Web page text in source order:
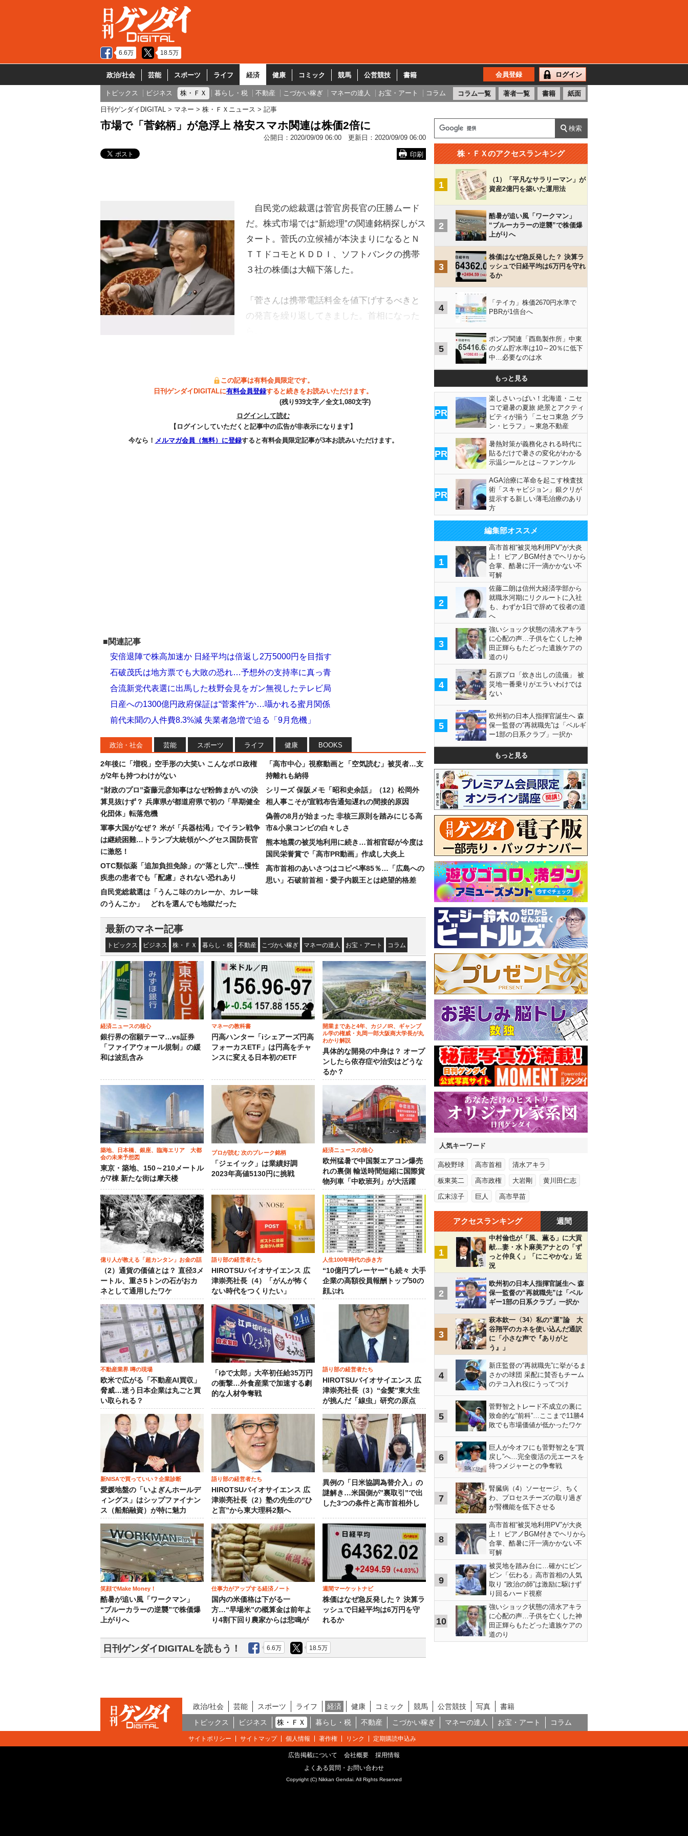
6.6万 18.5万
政治/社会 芸能 スポーツ ライフ 経済 健康 コミック 競馬 公営競技 書籍 会員登録 ログイン
トピックス ビジネス 株・ＦＸ 暮らし・税 不動産 こづかい稼ぎ マネーの達人 お宝・アート コラム コラム一覧 著者一覧 書籍 紙面
日刊ゲンダイDIGITAL マネー 株・ＦＸニュース 記事
市場で「菅銘柄」が急浮上 格安スマホ関連は株価2倍に
公開日： 2020/09/09 06:00 更新日： 2020/09/09 06:00
印刷
自民党の総裁選は菅官房長官の圧勝ムード
だ。株式市場では“新総理”の関連銘柄探しがス
タート。菅氏の立候補が本決まりになるとＮ
ＴＴドコモとＫＤＤＩ、ソフトバンクの携帯
３社の株価は大幅下落した。
「菅さんは携帯電話料金を値下げするべきと
の発言を繰り返してきました。首相になった
この記事は有料会員限定です。
日刊ゲンダイDIGITALに有料会員登録すると続きをお読みいただけます。
(残り939文字／全文1,080文字)
ログインして読む
【ログインしていただくと記事中の広告が非表示になります】
今なら！ メルマガ会員（無料）に登録すると有料会員限定記事が3本お読みいただけます。
■関連記事
安倍退陣で株高加速か 日経平均は倍返し2万5000円を目指す
石破茂氏は地方票でも大敗の恐れ…予想外の支持率に真っ青
合流新党代表選に出馬した枝野会見をガン無視したテレビ局
日産への1300億円政府保証は“菅案件”か…囁かれる蜜月関係
前代未聞の人件費8.3%減 失業者急増で迫る「9月危機」
政治・社会 芸能 スポーツ ライフ 健康 BOOKS
2年後に「増税」空手形の大笑い こんなボロ政権
が2年も持つわけがない
“財政のプロ”斎藤元彦知事はなぜ粉飾まがいの決
算見抜けず？ 兵庫県が都道府県で初の「早期健全
化団体」転落危機
軍事大国がなぜ？ 米が「兵器枯渇」でイラン戦争
は継続困難…トランプ大統領がヘグセス国防長官
に激怒！
OTC類似薬「追加負担免除」の“落とし穴”…慢性
疾患の患者でも「配慮」されない恐れあり
自民党総裁選は「うんこ味のカレーか、カレー味
のうんこか」 どれを選んでも地獄だった
「高市中心」視察動画と「空気読む」被災者…支
持離れも納得
シリーズ 保阪メモ「昭和史余話」（12）松岡外
相人事こそが宣戦布告通知遅れの間接的原因
偽善の8月が始まった 非核三原則を踏みにじる高
市&小泉コンビの白々しさ
熊本地震の被災地利用に続き…首相官邸が今度は
国民栄誉賞で「高市PR動画」作成し大炎上
高市首相のあいさつはコピペ率85％…「広島への
思い」石破前首相・愛子内親王とは絶望的格差
最新のマネー記事
トピックス ビジネス 株・ＦＸ 暮らし・税 不動産 こづかい稼ぎ マネーの達人 お宝・アート コラム
経済ニュースの核心
銀行界の宿願テーマ…vs証券
「ファイアウォール規制」の緩
和は波乱含み
マネーの教科書
円高ハンター「iシェアーズ円高
フォーカスETF」は円高をチャ
ンスに変える日本初のETF
開業まであと4年、カジノIR、ギャンブ
ル学の権威・丸岡一郎大阪商大学長が丸
わかり解説
具体的な開発の中身は？ オープ
ンしたら依存症や治安はどうな
るか？
築地、日本橋、銀座、臨海エリア 大都
会の未来予想図
東京・築地、150～210メートル
が7棟 新たな街は摩天楼
プロが読む 次のブレーク銘柄
「ジェイック」は業績好調
2023年高値5130円に挑戦
経済ニュースの核心
欧州猛暑で中国製エアコン爆売
れの裏側 輸送時間短縮に国際貨
物列車「中欧班列」が大活躍
億り人が教える「超カンタン」お金の話
（2）通貨の価値とは？ 直径3メ
ートル、重さ5トンの石がおカ
ネとして通用したワケ
語り部の経営者たち
HIROTSUバイオサイエンス 広
津崇亮社長（4）「がんが怖く
ない時代をつくりたい」
人生100年時代の歩き方
“10億円プレーヤー”も続々 大手
企業の高額役員報酬トップ50の
顔ぶれ
不動産業界 噂の現場
欧米で広がる「不動産AI買収」
脅威…迷う日本企業は丸ごと買
い取られる？
「ゆで太郎」大卒初任給35万円
の衝撃…外食産業で加速する劇
的な人材争奪戦
語り部の経営者たち
HIROTSUバイオサイエンス 広
津崇亮社長（3）“金髪”東大生
が挑んだ「線虫」研究の原点
新NISAで買っていい？企業診断
愛媛地盤の「いよぎんホールデ
ィングス」はシップファイナン
ス（船舶融資）が特に魅力
語り部の経営者たち
HIROTSUバイオサイエンス 広
津崇亮社長（2）塾の先生の“ひ
と言”から東大理科2類へ
異例の「日米協調為替介入」の
謎解き…米国側が”裏取引”で出
した3つの条件と高市首相外し
笑顔でMake Money！
酷暑が追い風「ワークマン」
“ブルーカラーの逆襲”で株価爆
上がりへ
仕事力がアップする経済ノート
国内の米価格は下がる一
方…“早場米”の概算金は前年よ
り4割下回り農家からは悲鳴が
週間マーケットナビ
株価はなぜ急反発した？ 決算ラ
ッシュで日経平均は6万円を守
れるか
日刊ゲンダイDIGITALを読もう！ 6.6万 18.5万
株・ＦＸのアクセスランキング
1
（1）「平凡なサラリーマン」が
資産2億円を築いた運用法
2
酷暑が追い風「ワークマン」
“ブルーカラーの逆襲”で株価爆
上がりへ
3
株価はなぜ急反発した？ 決算ラ
ッシュで日経平均は6万円を守れ
るか
4
「テイカ」株価2670円水準で
PBRが1倍台へ
5
ポンプ関連「酉島製作所」中東
のダム貯水率は10～20％に低下
中…必要なのは水
もっと見る
PR
楽しさいっぱい！北海道・ニセ
コで避暑の夏旅 絶景とアクティ
ビティが揃う「ニセコ東急 グラ
ン・ヒラフ」～東急不動産
PR
暑熱対策が義務化される時代に
貼るだけで暑さの変化がわかる
示温シールとは～ファンケル
PR
AGA治療に革命を起こす検査技
術「スキャビジョン」銀クリが
提示する新しい薄毛治療のあり
方
編集部オススメ
1
高市首相“被災地利用PV”が大炎
上！ ピアノBGM付きでヘリから
合掌、酷暑に汗一滴かかない不
可解
2
佐藤二朗は信州大経済学部から
就職氷河期にリクルートに入社
も、わずか1日で辞めて役者の道
へ
3
強いショック状態の清水アキラ
に心配の声…子供を亡くした神
田正輝らもたどった遺族ケアの
道のり
4
石原プロ「炊き出しの流儀」 被
災地一番乗りがエラいわけでは
ない
5
欧州初の日本人指揮官誕生へ 森
保一監督の“再就職先”は「ベルギ
ー1部の日系クラブ」一択か
もっと見る
人気キーワード
高校野球 高市首相 清水アキラ
板東英二 高市政権 大岩剛 黄川田仁志
広末涼子 巨人 高市早苗
アクセスランキング 週間
1
中村倫也が「風、薫る」に大貢
献…妻・水卜麻美アナとの「ず
っと仲良く」「にこやかな」近
況
2
欧州初の日本人指揮官誕生へ 森
保一監督の“再就職先”は「ベル
ギー1部の日系クラブ」一択か
3
萩本欽一〈34〉私の“運”論 大
谷翔平のカネを使い込んだ通訳
に「小さな声で『ありがと
う』」
4
新庄監督の“再就職先”に挙がるま
さかの球団 采配に賛否もチーム
のテコ入れ役にうってつけ
5
菅野智之トレード不成立の裏に
致命的な“前科”…ここまで11勝4
敗でも市場価値が低かったワケ
6
巨人が今オフにも菅野智之を“買
戻し”へ…完全復活の元エースを
待つメジャーとの争奪戦
7
腎臓病（4）ソーセージ、ちく
わ、プロセスチーズの取り過ぎ
が腎機能を低下させる
8
高市首相“被災地利用PV”が大炎
上！ ピアノBGM付きでヘリから
合掌、酷暑に汗一滴かかない不
可解
9
被災地を踏み台に…確かにビン
ビン「伝わる」高市首相の人気
取り “政治の師”は激励に駆けず
り回るハード視察
10
強いショック状態の清水アキラ
に心配の声…子供を亡くした神
田正輝らもたどった遺族ケアの
道のり
政治/社会 芸能 スポーツ ライフ 経済 健康 コミック 競馬 公営競技 写真
書籍
トピックス
ビジネス 株・ＦＸ 暮らし・税 不動産 こづかい稼ぎ マネーの達人 お宝・アート コラム
サイトポリシー サイトマップ 個人情報 著作権 リンク 定期購読申込み
広告掲載について 会社概要
採用情報
よくある質問・お問い合わせ
Copyright (C) Nikkan Gendai. All Rights Reserved